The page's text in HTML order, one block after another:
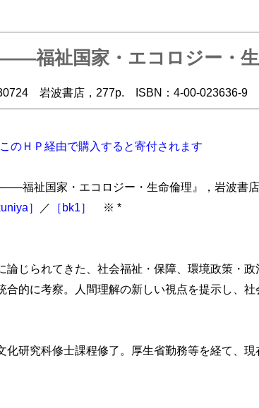
――福祉国家・エコロジー・生
岩波書店，277p. ISBN：4-00-023636-9
このＨＰ経由で購入すると寄付されます
祉国家・エコロジー・生命倫理』，岩波書
］ ／ ［bk1］ ※ *
論じられてきた、社会福祉・保障、環境政策・
的に考察。人間理解の新しい視点を提示し、社
研究科修士課程修了。厚生省勤務等を経て、現